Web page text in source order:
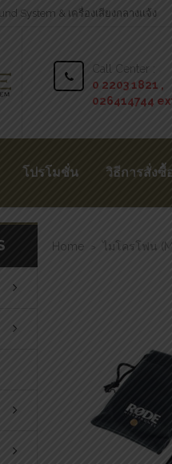
System & เครื่องเสียงกลางแจ้ง
Call Center :
0 2203 1821 ,
026414744
โปรโมชั่น วิธีการสั่งซื้
Home > ไมโครโฟน